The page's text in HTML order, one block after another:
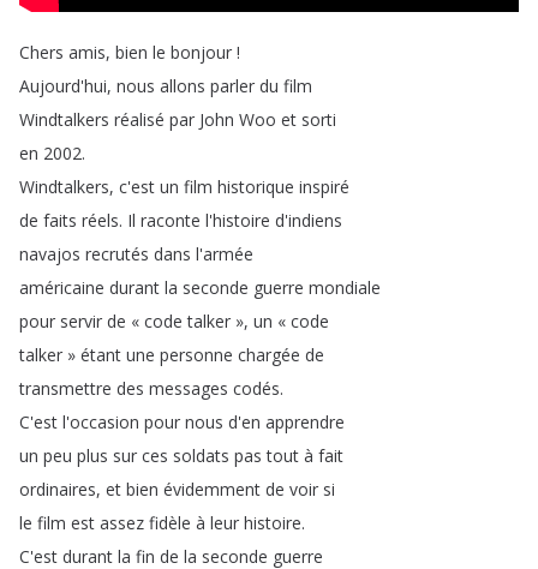
Chers amis, bien le bonjour !
Aujourd'hui, nous allons parler du film
Windtalkers réalisé par John Woo et sorti
en 2002.
Windtalkers, c'est un film historique inspiré
de faits réels. Il raconte l'histoire d'indiens
navajos recrutés dans l'armée
américaine durant la seconde guerre mondiale
pour servir de « code talker », un « code
talker » étant une personne chargée de
transmettre des messages codés.
C'est l'occasion pour nous d'en apprendre
un peu plus sur ces soldats pas tout à fait
ordinaires, et bien évidemment de voir si
le film est assez fidèle à leur histoire.
C'est durant la fin de la seconde guerre